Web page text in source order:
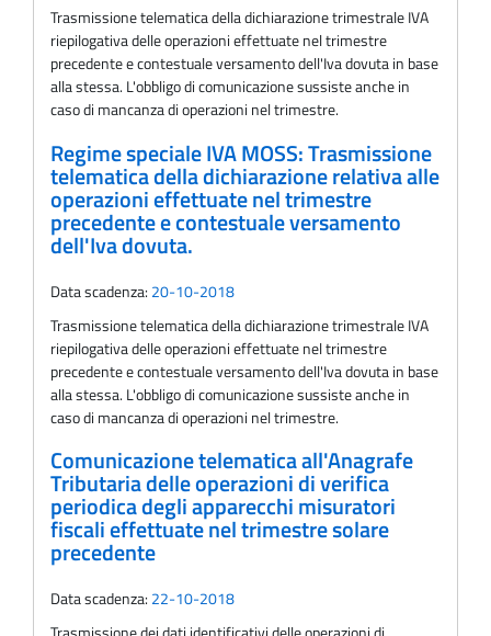
Trasmissione telematica della dichiarazione trimestrale IVA
riepilogativa delle operazioni effettuate nel trimestre
precedente e contestuale versamento dell'Iva dovuta in base
alla stessa. L'obbligo di comunicazione sussiste anche in
caso di mancanza di operazioni nel trimestre.
Regime speciale IVA MOSS: Trasmissione
telematica della dichiarazione relativa alle
operazioni effettuate nel trimestre
precedente e contestuale versamento
dell'Iva dovuta.
Data scadenza: 20-10-2018
Trasmissione telematica della dichiarazione trimestrale IVA
riepilogativa delle operazioni effettuate nel trimestre
precedente e contestuale versamento dell'Iva dovuta in base
alla stessa. L'obbligo di comunicazione sussiste anche in
caso di mancanza di operazioni nel trimestre.
Comunicazione telematica all'Anagrafe
Tributaria delle operazioni di verifica
periodica degli apparecchi misuratori
fiscali effettuate nel trimestre solare
precedente
Data scadenza: 22-10-2018